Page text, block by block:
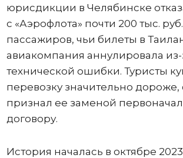
юрисдикции в Челябинске
с «Аэрофлота» почти 200 тыс.
пассажиров, чьи билеты в
авиакомпания аннулировала из-
технической ошибки. Туристы
перевозку значительно дороже,
признал ее заменой
договору.
История началась в октябре